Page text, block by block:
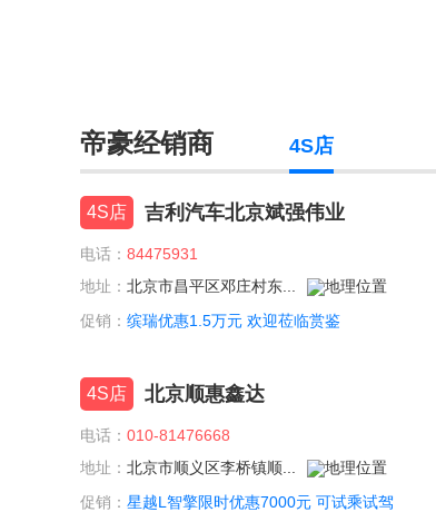
帝豪经销商 4S店
4S店 吉利汽车北京斌强伟业
电话： 84475931
地址： 北京市昌平区邓庄村东...
促销： 缤瑞优惠1.5万元 欢迎莅临赏鉴
4S店 北京顺惠鑫达
电话： 010-81476668
地址： 北京市顺义区李桥镇顺...
促销： 星越L智擎限时优惠7000元 可试乘试驾